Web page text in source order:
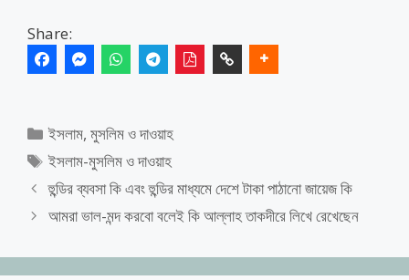
Share:
Categories
ইসলাম, মুসলিম ও দাওয়াহ
Tags
ইসলাম-মুসলিম ও দাওয়াহ
হুন্ডির ব্যবসা কি এবং হুন্ডির মাধ্যমে দেশে টাকা পাঠানো জায়েজ কি
আমরা ভাল-মন্দ করবো বলেই কি আল্লাহ তাকদীরে লিখে রেখেছেন